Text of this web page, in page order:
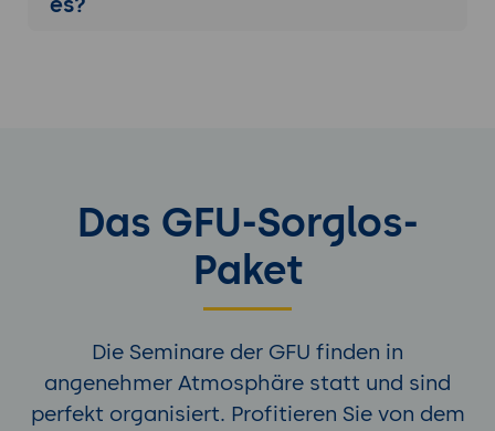
Das GFU-Sorglos-
Paket
Die Seminare der GFU finden in
angenehmer Atmosphäre statt und sind
perfekt organisiert. Profitieren Sie von dem